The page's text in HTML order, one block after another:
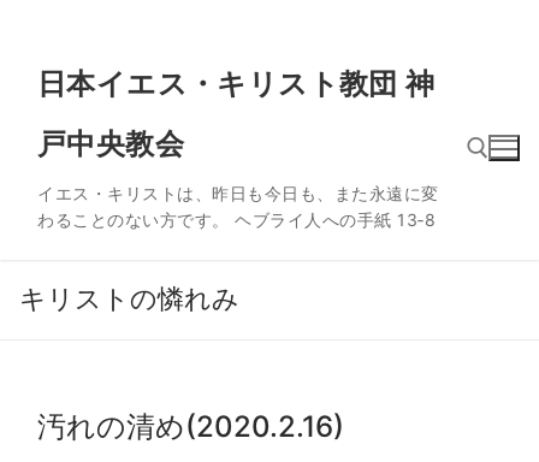
日本イエス・キリスト教団 神
戸中央教会
イエス・キリストは、昨日も今日も、また永遠に変
わることのない方です。 ヘブライ人への手紙 13‐8
キリストの憐れみ
汚れの清め(2020.2.16)